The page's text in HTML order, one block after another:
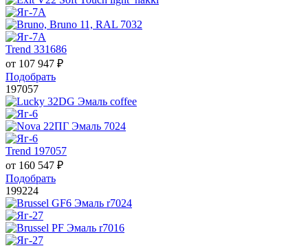
Trend 331686
от 107 947 ₽
Подобрать
197057
Trend 197057
от 160 547 ₽
Подобрать
199224